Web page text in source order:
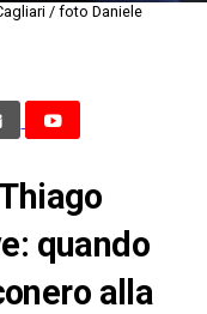
/ foto Daniele
quando
alla